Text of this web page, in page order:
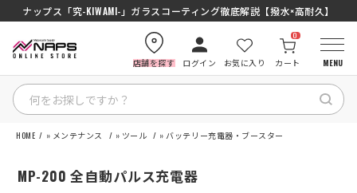
ナップス「究-KIWAMI-」ガラスコーティング徹底解説【撥水×高耐久】
店舗を探す ログイン お気に入り カート
0
MENU
HOME » メンテナンス » ツール » バッテリー充電器・ブースター
MP-200 全自動パルス充電器